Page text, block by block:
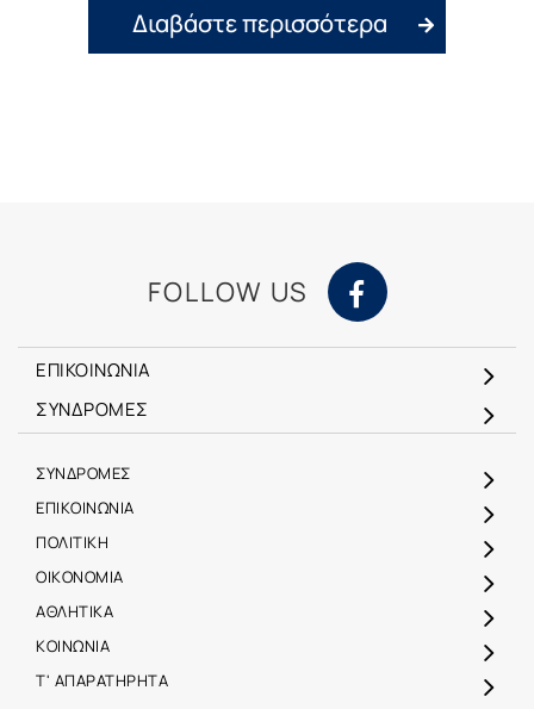
Διαβάστε περισσότερα
FOLLOW US
ΕΠΙΚΟΙΝΩΝΙΑ
ΣΥΝΔΡΟΜΕΣ
ΣΥΝΔΡΟΜΕΣ
ΕΠΙΚΟΙΝΩΝΙΑ
ΠΟΛΙΤΙΚΗ
ΟΙΚΟΝΟΜΙΑ
ΑΘΛΗΤΙΚΑ
ΚΟΙΝΩΝΙΑ
Τ' ΑΠΑΡΑΤΗΡΗΤΑ